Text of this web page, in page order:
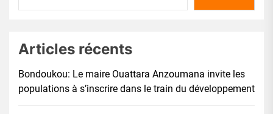
Articles récents
Bondoukou: Le maire Ouattara Anzoumana invite les
populations à s’inscrire dans le train du développement